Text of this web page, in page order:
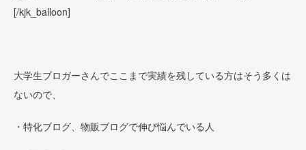
[/kjk_balloon]
大学生ブロガーさんでここまで実績を残している方はそう多くは
ないので、
・特化ブログ、物販ブログで伸び悩んでいる人